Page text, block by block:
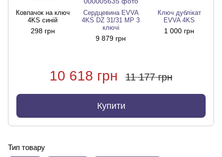
Ковпачок на ключ
4KS синій
298 грн
Сердцевина EVVA
4KS DZ 31/31 MP 3
ключі
9 879 грн
Ключ дублікат
EVVA 4KS
1 000 грн
10 618 грн 11 177 грн
Купити
Тип товару